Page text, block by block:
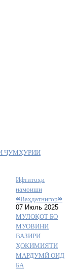
ҶУМҲУРИИ
Ифтитоҳи
намоиши
«Ваҳдатнигор»
07 Июль 2025
МУЛОҚОТ БО
МУОВИНИ
ВАЗИРИ
ҲОКИМИЯТИ
МАРДУМӢ ОИД
БА